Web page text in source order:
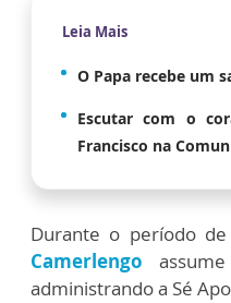
Leia Mais
O Papa recebe um
Escutar com o
Francisco na
Durante o período
Camerlengo
administrando a Sé